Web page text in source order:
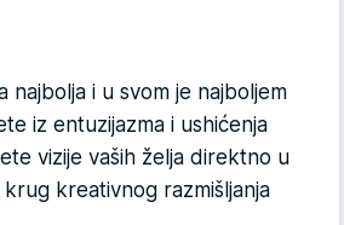
najbolja i u svom je najboljem
iz entuzijazma i ushićenja
vizije vaših želja direktno u
kreativnog razmišljanja